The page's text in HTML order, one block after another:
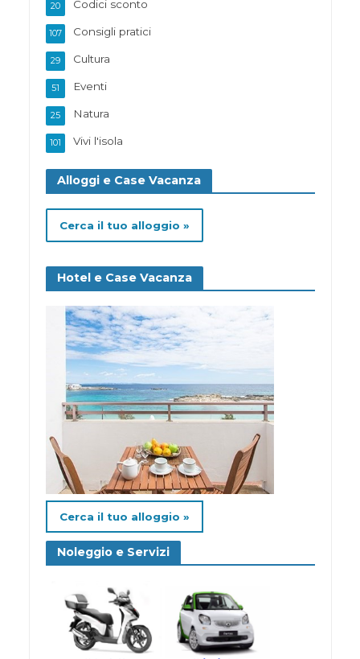
Codici sconto
20
Consigli pratici
107
Cultura
29
Eventi
51
Natura
25
Vivi l'isola
101
Alloggi e Case Vacanza
Cerca il tuo alloggio »
Hotel e Case Vacanza
Cerca il tuo alloggio »
Noleggio e Servizi